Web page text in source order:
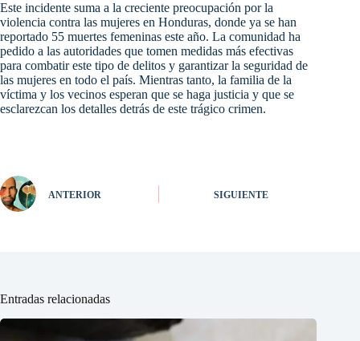
Este incidente suma a la creciente preocupación por la
violencia contra las mujeres en Honduras, donde ya se han
reportado 55 muertes femeninas este año. La comunidad ha
pedido a las autoridades que tomen medidas más efectivas
para combatir este tipo de delitos y garantizar la seguridad de
las mujeres en todo el país. Mientras tanto, la familia de la
víctima y los vecinos esperan que se haga justicia y que se
esclarezcan los detalles detrás de este trágico crimen.
ANTERIOR SIGUIENTE
Entradas relacionadas